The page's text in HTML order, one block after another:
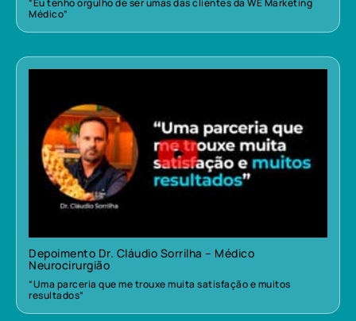
“Eu tenho orgulho de ser umas das clientes da WE Marketing
Médico”
Depoimento Dr. Cláudio Sorrilha – Médico
Neurocirurgião
“Uma parceria que me trouxe muita satisfação e muitos
resultados”